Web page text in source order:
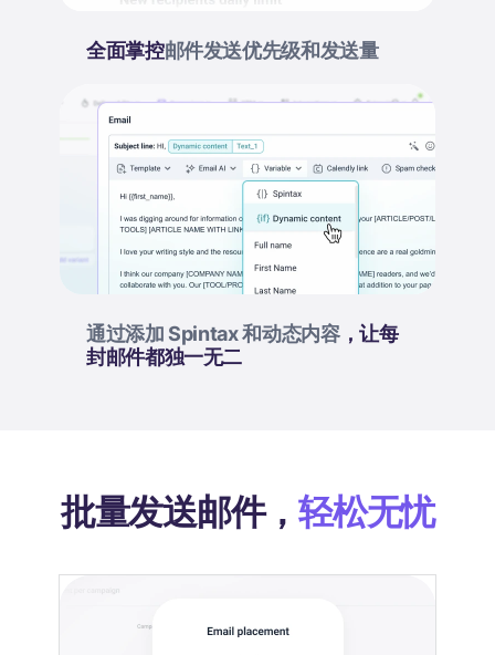
全面掌控邮件发送优先级和发送量
通过添加 Spintax 和动态内容，让每
封邮件都独一无二
批量发送邮件，轻松无忧